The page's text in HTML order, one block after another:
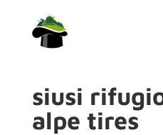
siusi
alpe tires